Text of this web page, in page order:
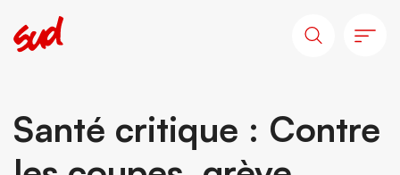
Santé critique : Contre